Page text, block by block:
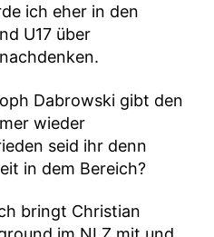
ich eher in den
U17 über
Dabrowski gibt den
wieder
seid ihr denn
in dem Bereich?
bringt Christian